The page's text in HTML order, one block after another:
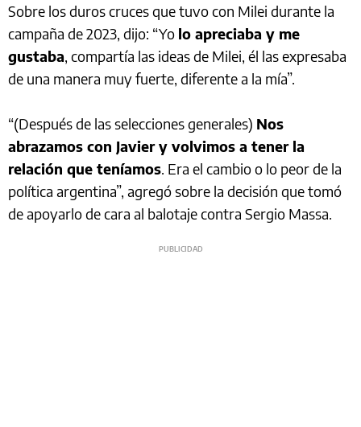
Sobre los duros cruces que tuvo con Milei durante la
campaña de 2023, dijo: “Yo lo apreciaba y me
gustaba, compartía las ideas de Milei, él las expresaba
de una manera muy fuerte, diferente a la mía”.
“(Después de las selecciones generales) Nos
abrazamos con Javier y volvimos a tener la
relación que teníamos. Era el cambio o lo peor de la
política argentina”, agregó sobre la decisión que tomó
de apoyarlo de cara al balotaje contra Sergio Massa.